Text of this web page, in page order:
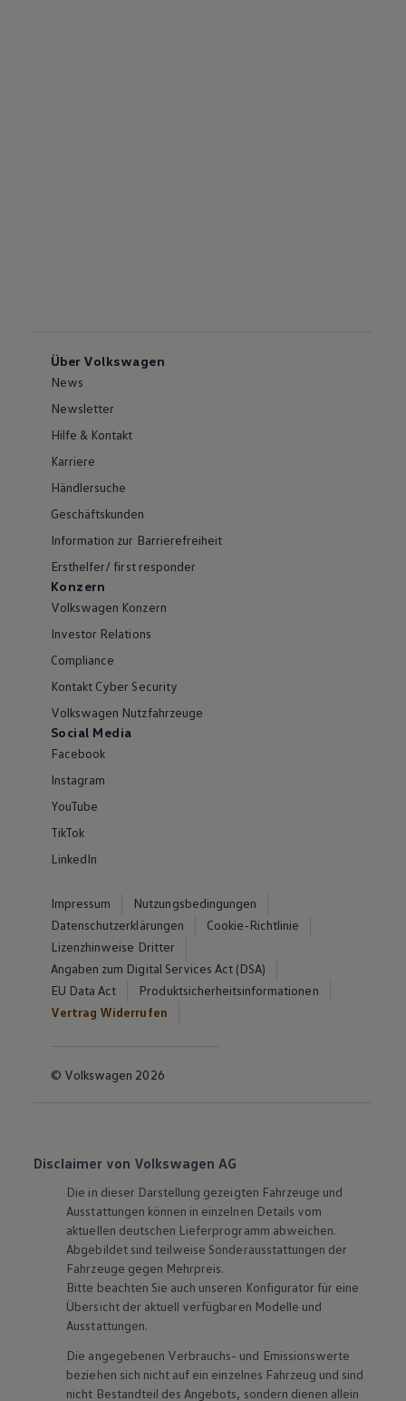
Über Volkswagen
News
Newsletter
Hilfe & Kontakt
Karriere
Händlersuche
Geschäftskunden
Information zur Barrierefreiheit
Ersthelfer/ first responder
Konzern
Volkswagen Konzern
Investor Relations
Compliance
Kontakt Cyber Security
Volkswagen Nutzfahrzeuge
Social Media
Facebook
Instagram
YouTube
TikTok
LinkedIn
Impressum
Nutzungsbedingungen
Datenschutzerklärungen
Cookie-Richtlinie
Lizenzhinweise Dritter
Angaben zum Digital Services Act (DSA)
EU Data Act
Produktsicherheitsinformationen
Vertrag Widerrufen
© Volkswagen 2026
Disclaimer von Volkswagen AG
Die in dieser Darstellung gezeigten Fahrzeuge und
Ausstattungen können in einzelnen Details vom
aktuellen deutschen Lieferprogramm abweichen.
Abgebildet sind teilweise Sonderausstattungen der
Fahrzeuge gegen Mehrpreis.
Bitte beachten Sie auch unseren Konfigurator für eine
Übersicht der aktuell verfügbaren Modelle und
Ausstattungen.
Die angegebenen Verbrauchs- und Emissionswerte
beziehen sich nicht auf ein einzelnes Fahrzeug und sind
nicht Bestandteil des Angebots, sondern dienen allein